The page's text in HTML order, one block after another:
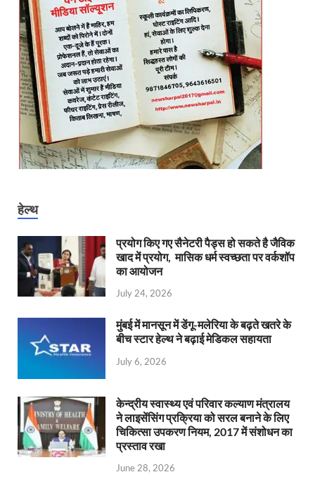
हेल्थ
प्रयोग किए गए सैनेटरी पैड्स हो सकते है जैविक
खाद में प्रयोग, मासिक धर्म स्वच्छता पर वर्कशॉप
का आयोजन
July 24, 2026
मुंबई में मानसून में डेंगू-मलेरिया के बढ़ते खतरे के
बीच स्टार हेल्थ ने बढ़ाई मेडिकल सहायता
July 6, 2026
केन्‍द्रीय स्वास्थ्य एवं परिवार कल्याण मंत्रालय
ने लाइसेंसिंग प्रक्रिया को सरल बनाने के लिए
चिकित्सा उपकरण नियम, 2017 में संशोधन का
प्रस्ताव रखा
June 28, 2026